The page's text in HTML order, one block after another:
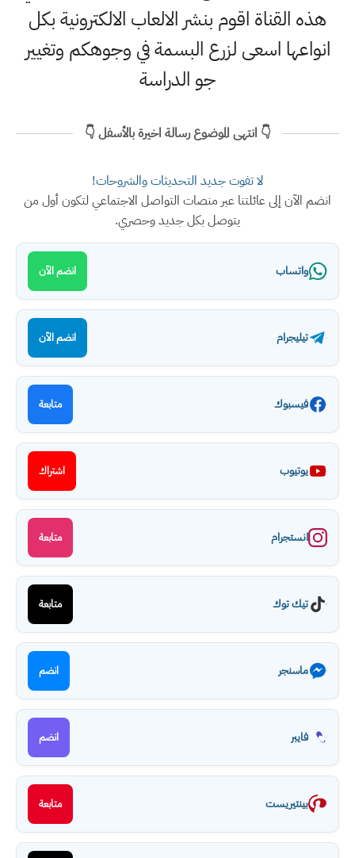
هذه القناة اقوم بنشر الالعاب الالكترونية بكل
انواعها اسعى لزرع البسمة في وجوهكم وتغيير
جو الدراسة
👇 انتهى الموضوع رسالة اخيرة بالأسفل 👇
لا تفوت جديد التحديثات والشروحات!
انضم الآن إلى عائلتنا عبر منصات التواصل الاجتماعي لتكون أول من
يتوصل بكل جديد وحصري.
واتساب انضم الآن
تيليجرام انضم الآن
فيسبوك متابعة
يوتيوب اشتراك
انستجرام متابعة
تيك توك متابعة
ماسنجر انضم
فايبر انضم
بينتيريست متابعة